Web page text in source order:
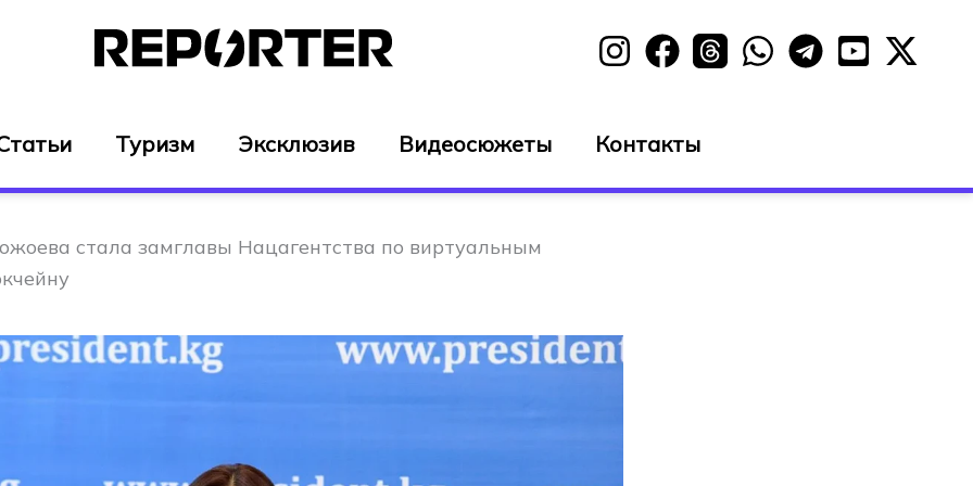
Туризм Эксклюзив Видеосюжеты Контакты
стала замглавы Нацагентства по виртуальным